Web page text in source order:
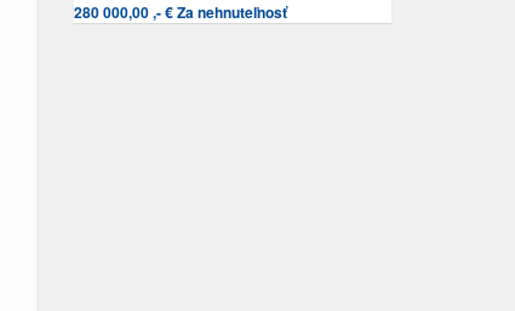
280 000,00 ,- € Za nehnuteľnosť